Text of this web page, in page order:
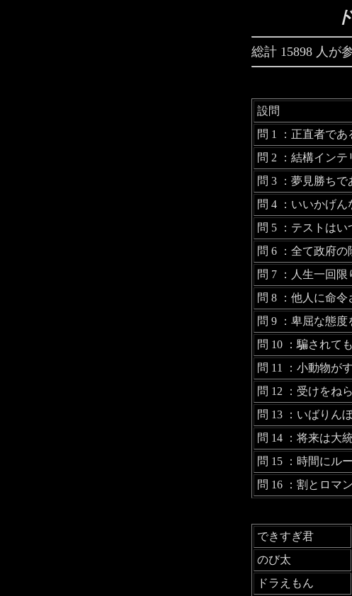
総計 15898 人が
設問
問 1 ：正直者であ
問 2 ：結構インテ
問 3 ：夢見勝ちで
問 4 ：いいかげん
問 5 ：テストはい
問 6 ：全て政府の
問 7 ：人生一回限
問 8 ：他人に命
問 9 ：卑屈な態度
問 10 ：騙されて
問 11 ：小動物が
問 12 ：受けをね
問 13 ：いばりん
問 14 ：将来は大
問 15 ：時間にル
問 16 ：割とロマ
できすぎ君
のび太
ドラえもん